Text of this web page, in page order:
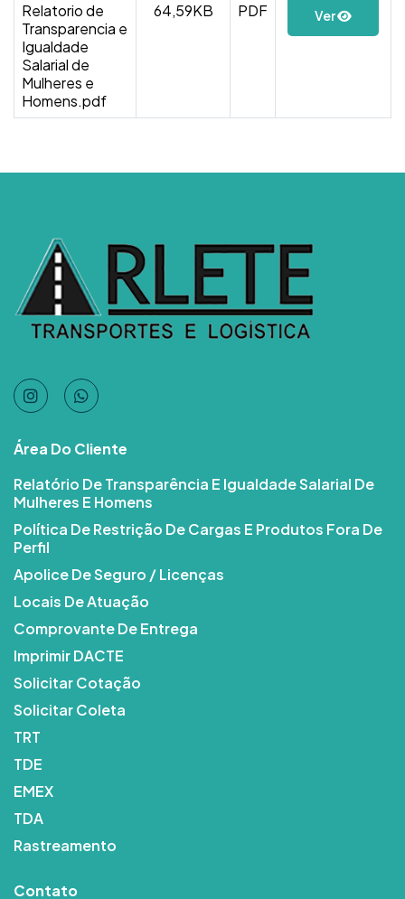
Relatorio de
Transparencia e
Igualdade
Salarial de
Mulheres e
Homens.pdf
64,59KB PDF Ver
Área Do Cliente
Relatório De Transparência E Igualdade Salarial De
Mulheres E Homens
Política De Restrição De Cargas E Produtos Fora De
Perfil
Apolice De Seguro / Licenças
Locais De Atuação
Comprovante De Entrega
Imprimir DACTE
Solicitar Cotação
Solicitar Coleta
TRT
TDE
EMEX
TDA
Rastreamento
Contato